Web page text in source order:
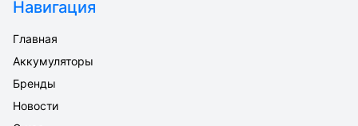
Навигация
Главная
Аккумуляторы
Бренды
Новости